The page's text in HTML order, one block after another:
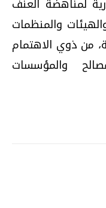
والمنظمات
من ذوي الاهتمام
والمؤسسات